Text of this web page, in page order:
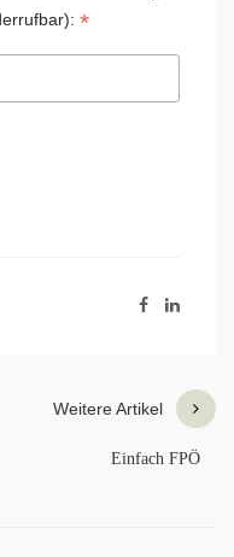
*
Weitere Artikel
Einfach FPÖ